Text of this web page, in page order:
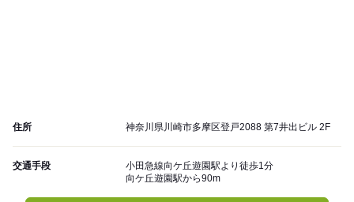
住所 神奈川県川崎市多摩区登戸2088 第7井出ビル 2F
交通手段
小田急線向ケ丘遊園駅より徒歩1分
向ケ丘遊園駅から90m